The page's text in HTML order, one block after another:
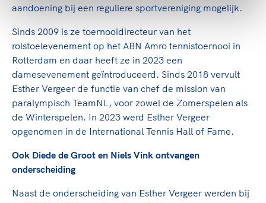
aandoening bij een reguliere sportvereniging mogelijk.
Sinds 2009 is ze toernooidirecteur van het
rolstoelevenement op het ABN Amro tennistoernooi in
Rotterdam en daar heeft ze in 2023 een
damesevenement geïntroduceerd. Sinds 2018 vervult
Esther Vergeer de functie van chef de mission van
paralympisch TeamNL, voor zowel de Zomerspelen als
de Winterspelen. In 2023 werd Esther Vergeer
opgenomen in de International Tennis Hall of Fame.
Ook Diede de Groot en Niels Vink ontvangen
onderscheiding
Naast de onderscheiding van Esther Vergeer werden bij